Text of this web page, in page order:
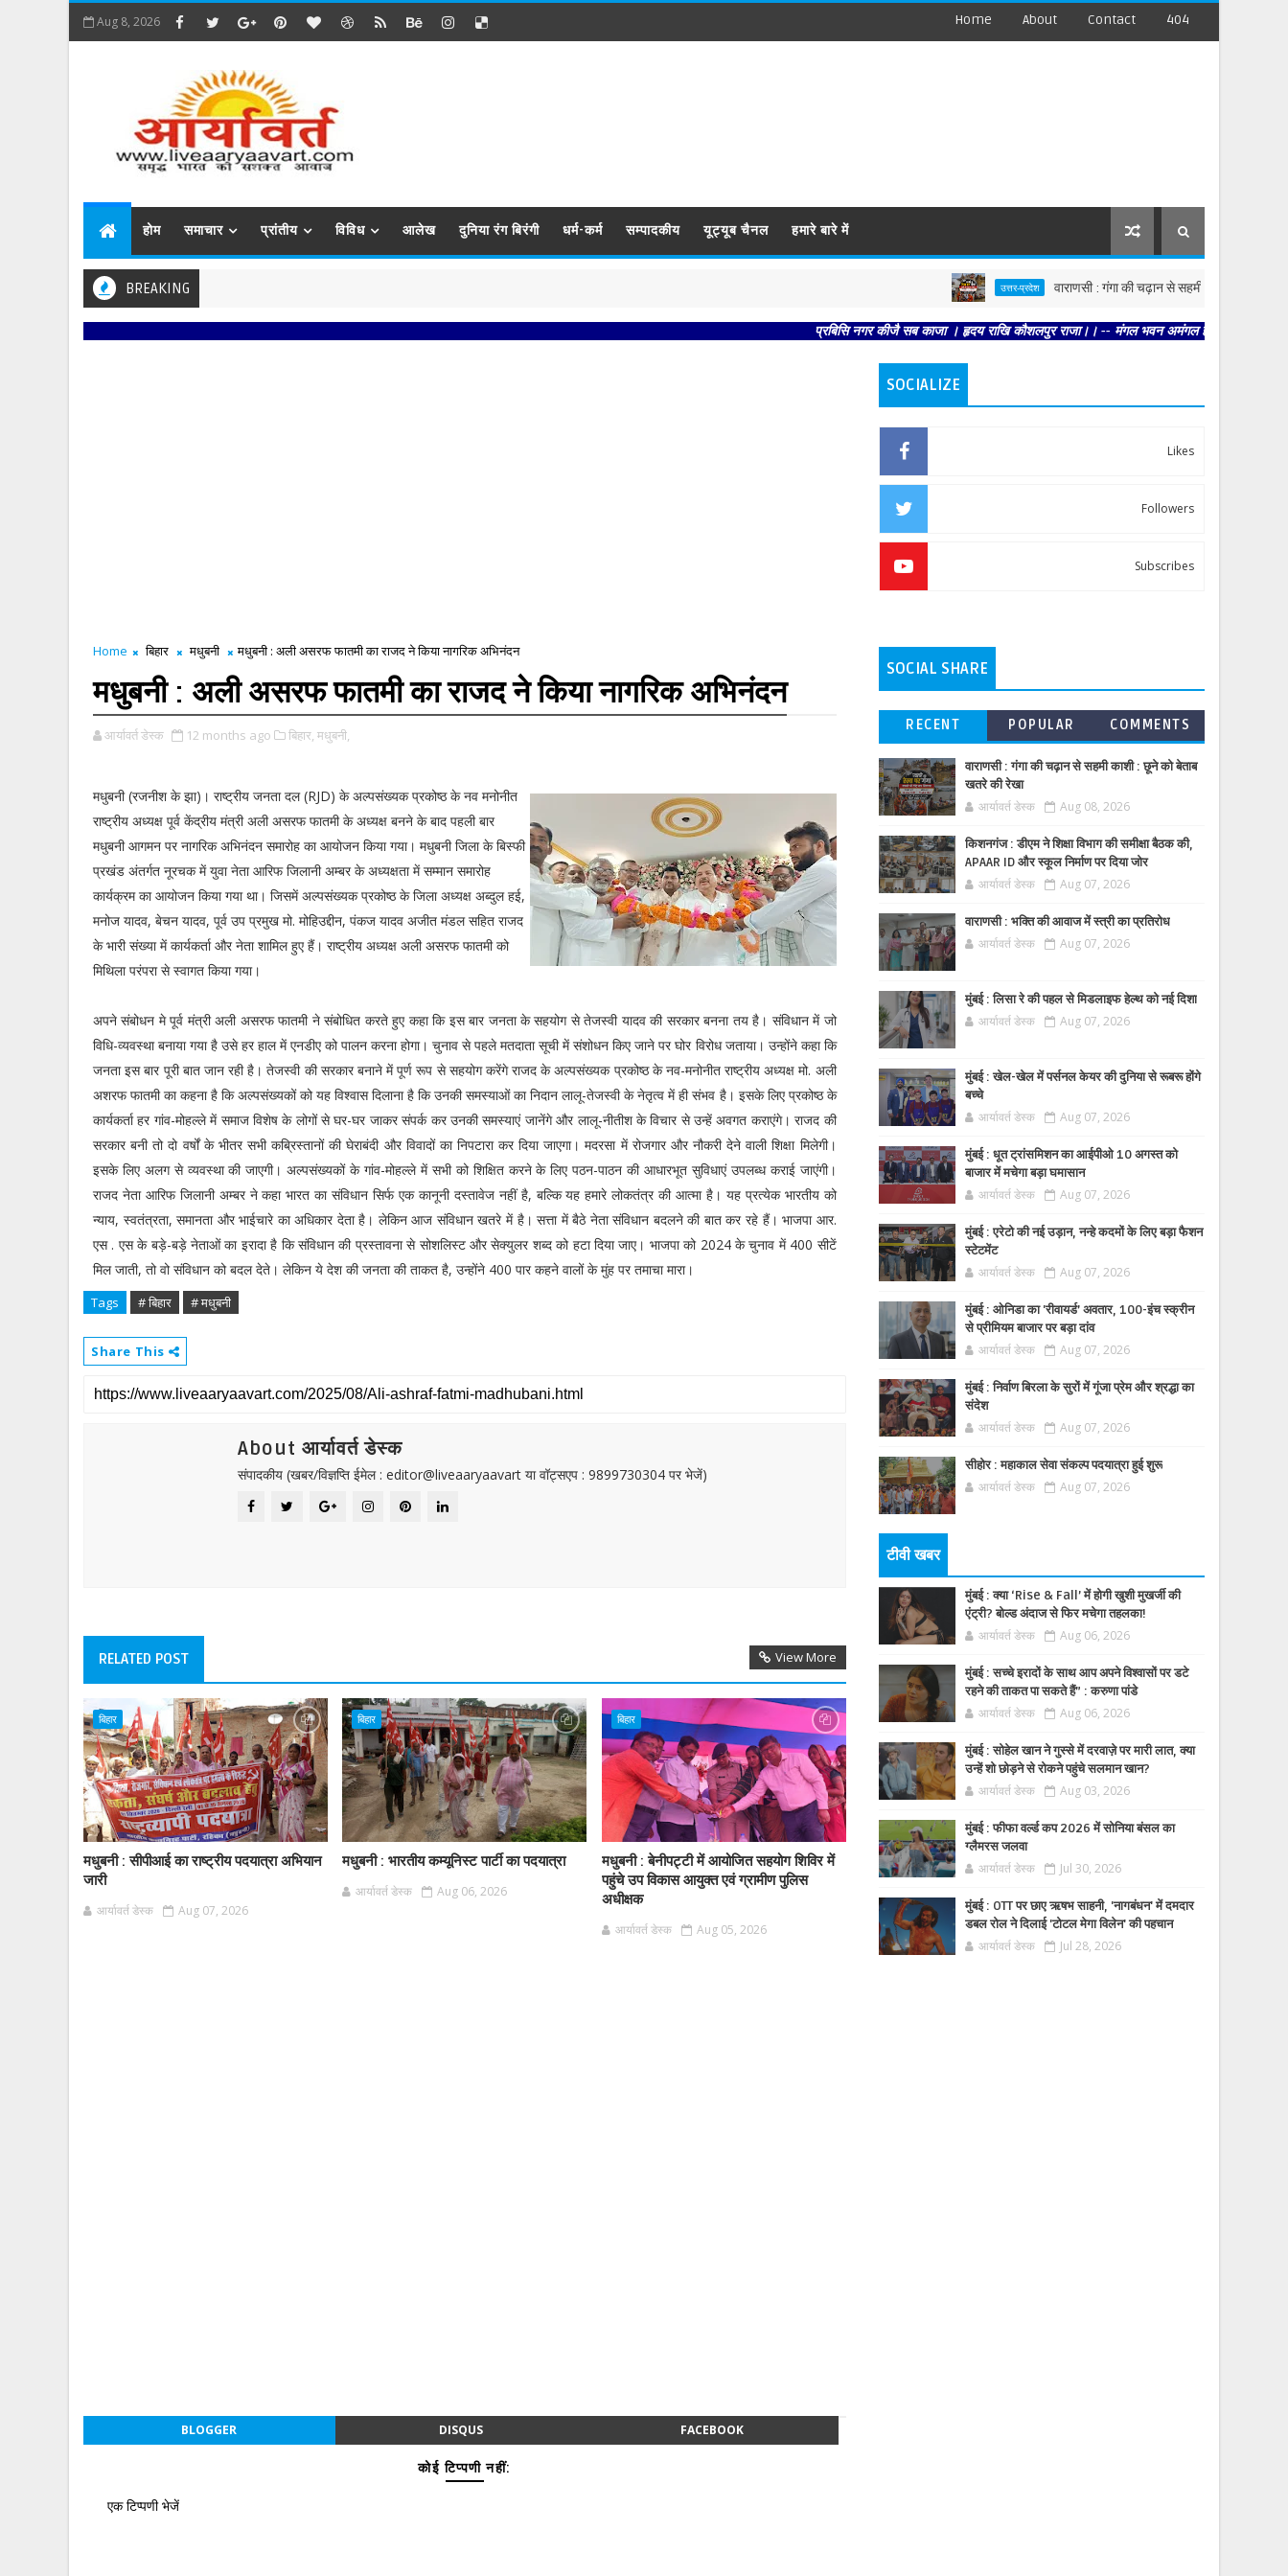
Aug 8, 2026 Home About Contact 404
होम समाचार प्रांतीय विविध आलेख दुनिया रंग बिरंगी धर्म-कर्म सम्पादकीय यूट्यूब चैनल हमारे बारे में
BREAKING उत्तर-प्रदेश वाराणसी : गंगा की चढ़ान से सहमी काशी : छूने को बेताब
प्रबिसि नगर कीजै सब काजा । हृदय राखि कौशलपुर राजा।। -- मंगल भवन अमंगल हारी। द्रवहु सुदसरथ
Home बिहार मधुबनी मधुबनी : अली असरफ फातमी का राजद ने किया नागरिक अभिनंदन
मधुबनी : अली असरफ फातमी का राजद ने किया नागरिक अभिनंदन
आर्यावर्त डेस्क 12 months ago बिहार, मधुबनी,
मधुबनी (रजनीश के झा)। राष्ट्रीय जनता दल (RJD) के अल्पसंख्यक प्रकोष्ठ के नव मनोनीत
राष्ट्रीय अध्यक्ष पूर्व केंद्रीय मंत्री अली असरफ फातमी के अध्यक्ष बनने के बाद पहली बार
मधुबनी आगमन पर नागरिक अभिनंदन समारोह का आयोजन किया गया। मधुबनी जिला के बिस्फी
प्रखंड अंतर्गत नूरचक में युवा नेता आरिफ जिलानी अम्बर के अध्यक्षता में सम्मान समारोह
कार्यक्रम का आयोजन किया गया था। जिसमें अल्पसंख्यक प्रकोष्ठ के जिला अध्यक्ष अब्दुल हई,
मनोज यादव, बेचन यादव, पूर्व उप प्रमुख मो. मोहिउद्दीन, पंकज यादव अजीत मंडल सहित राजद
के भारी संख्या में कार्यकर्ता और नेता शामिल हुए हैं। राष्ट्रीय अध्यक्ष अली असरफ फातमी को
मिथिला परंपरा से स्वागत किया गया।
अपने संबोधन मे पूर्व मंत्री अली असरफ फातमी ने संबोधित करते हुए कहा कि इस बार जनता के सहयोग से तेजस्वी यादव की सरकार बनना तय है। संविधान में जो
विधि-व्यवस्था बनाया गया है उसे हर हाल में एनडीए को पालन करना होगा। चुनाव से पहले मतदाता सूची में संशोधन किए जाने पर घोर विरोध जताया। उन्होंने कहा कि
जनता इस बार पूरी बात जान रही है। तेजस्वी की सरकार बनाने में पूर्ण रूप से सहयोग करेंगे राजद के अल्पसंख्यक प्रकोष्ठ के नव-मनोनीत राष्ट्रीय अध्यक्ष मो. अली
अशरफ फातमी का कहना है कि अल्पसंख्यकों को यह विश्वास दिलाना है कि उनकी समस्याओं का निदान लालू-तेजस्वी के नेतृत्व में ही संभव है। इसके लिए प्रकोष्ठ के
कार्यकर्ता हर गांव-मोहल्ले में समाज विशेष के लोगों से घर-घर जाकर संपर्क कर उनकी समस्याएं जानेंगे और लालू-नीतीश के विचार से उन्हें अवगत कराएंगे। राजद की
सरकार बनी तो दो वर्षों के भीतर सभी कब्रिस्तानों की घेराबंदी और विवादों का निपटारा कर दिया जाएगा। मदरसा में रोजगार और नौकरी देने वाली शिक्षा मिलेगी।
इसके लिए अलग से व्यवस्था की जाएगी। अल्पसंख्यकों के गांव-मोहल्ले में सभी को शिक्षित करने के लिए पठन-पाठन की आधारभूत सुविधाएं उपलब्ध कराई जाएंगी।
राजद नेता आरिफ जिलानी अम्बर ने कहा भारत का संविधान सिर्फ एक कानूनी दस्तावेज नहीं है, बल्कि यह हमारे लोकतंत्र की आत्मा है। यह प्रत्येक भारतीय को
न्याय, स्वतंत्रता, समानता और भाईचारे का अधिकार देता है। लेकिन आज संविधान खतरे में है। सत्ता में बैठे नेता संविधान बदलने की बात कर रहे हैं। भाजपा आर.
एस . एस के बड़े-बड़े नेताओं का इरादा है कि संविधान की प्रस्तावना से सोशलिस्ट और सेक्युलर शब्द को हटा दिया जाए। भाजपा को 2024 के चुनाव में 400 सीटें
मिल जाती, तो वो संविधान को बदल देते। लेकिन ये देश की जनता की ताकत है, उन्होंने 400 पार कहने वालों के मुंह पर तमाचा मारा।
Tags # बिहार # मधुबनी
Share This
About आर्यावर्त डेस्क
संपादकीय (खबर/विज्ञप्ति ईमेल : editor@liveaaryaavart या वॉट्सएप : 9899730304 पर भेजें)
RELATED POST View More
बिहार
मधुबनी : सीपीआई का राष्ट्रीय पदयात्रा अभियान
जारी
आर्यावर्त डेस्क Aug 07, 2026
बिहार
मधुबनी : भारतीय कम्यूनिस्ट पार्टी का पदयात्रा
आर्यावर्त डेस्क Aug 06, 2026
बिहार
मधुबनी : बेनीपट्टी में आयोजित सहयोग शिविर में
पहुंचे उप विकास आयुक्त एवं ग्रामीण पुलिस
अधीक्षक
आर्यावर्त डेस्क Aug 05, 2026
BLOGGER DISQUS FACEBOOK
कोई टिप्पणी नहीं:
एक टिप्पणी भेजें
SOCIALIZE
Likes
Followers
Subscribes
SOCIAL SHARE
RECENT POPULAR COMMENTS
वाराणसी : गंगा की चढ़ान से सहमी काशी : छूने को बेताब
खतरे की रेखा
आर्यावर्त डेस्क Aug 08, 2026
किशनगंज : डीएम ने शिक्षा विभाग की समीक्षा बैठक की,
APAAR ID और स्कूल निर्माण पर दिया जोर
आर्यावर्त डेस्क Aug 07, 2026
वाराणसी : भक्ति की आवाज में स्त्री का प्रतिरोध
आर्यावर्त डेस्क Aug 07, 2026
मुंबई : लिसा रे की पहल से मिडलाइफ हेल्थ को नई दिशा
आर्यावर्त डेस्क Aug 07, 2026
मुंबई : खेल-खेल में पर्सनल केयर की दुनिया से रूबरू होंगे
बच्चे
आर्यावर्त डेस्क Aug 07, 2026
मुंबई : धूत ट्रांसमिशन का आईपीओ 10 अगस्त को
बाजार में मचेगा बड़ा घमासान
आर्यावर्त डेस्क Aug 07, 2026
मुंबई : एरेटो की नई उड़ान, नन्हे कदमों के लिए बड़ा फैशन
स्टेटमेंट
आर्यावर्त डेस्क Aug 07, 2026
मुंबई : ओनिडा का 'रीवायर्ड’ अवतार, 100-इंच स्क्रीन
से प्रीमियम बाजार पर बड़ा दांव
आर्यावर्त डेस्क Aug 07, 2026
मुंबई : निर्वाण बिरला के सुरों में गूंजा प्रेम और श्रद्धा का
संदेश
आर्यावर्त डेस्क Aug 07, 2026
सीहोर : महाकाल सेवा संकल्प पदयात्रा हुई शुरू
आर्यावर्त डेस्क Aug 07, 2026
टीवी खबर
मुंबई : क्या ‘Rise & Fall’ में होगी खुशी मुखर्जी की
एंट्री? बोल्ड अंदाज से फिर मचेगा तहलका!
आर्यावर्त डेस्क Aug 06, 2026
मुंबई : सच्चे इरादों के साथ आप अपने विश्वासों पर डटे
रहने की ताकत पा सकते हैं” : करुणा पांडे
आर्यावर्त डेस्क Aug 06, 2026
मुंबई : सोहेल खान ने गुस्से में दरवाज़े पर मारी लात, क्या
उन्हें शो छोड़ने से रोकने पहुंचे सलमान खान?
आर्यावर्त डेस्क Aug 03, 2026
मुंबई : फीफा वर्ल्ड कप 2026 में सोनिया बंसल का
ग्लैमरस जलवा
आर्यावर्त डेस्क Jul 30, 2026
मुंबई : OTT पर छाए ऋषभ साहनी, 'नागबंधन' में दमदार
डबल रोल ने दिलाई 'टोटल मेगा विलेन' की पहचान
आर्यावर्त डेस्क Jul 28, 2026